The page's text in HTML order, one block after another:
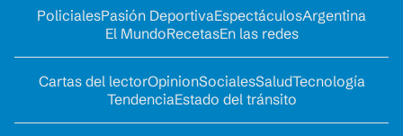
PolicialesPasión DeportivaEspectáculosArgentina
El MundoRecetasEn las redes
Cartas del lectorOpinionSocialesSaludTecnología
TendenciaEstado del tránsito